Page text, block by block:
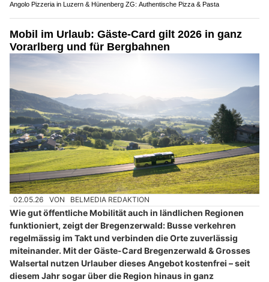
Angolo Pizzeria in Luzern & Hünenberg ZG: Authentische Pizza & Pasta
Mobil im Urlaub: Gäste-Card gilt 2026 in ganz
Vorarlberg und für Bergbahnen
02.05.26 VON BELMEDIA REDAKTION
Wie gut öffentliche Mobilität auch in ländlichen Regionen
funktioniert, zeigt der Bregenzerwald: Busse verkehren
regelmässig im Takt und verbinden die Orte zuverlässig
miteinander. Mit der Gäste-Card Bregenzerwald & Grosses
Walsertal nutzen Urlauber dieses Angebot kostenfrei – seit
diesem Jahr sogar über die Region hinaus in ganz